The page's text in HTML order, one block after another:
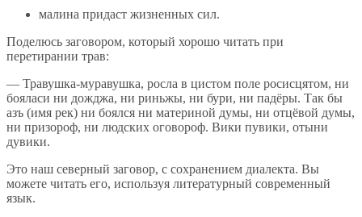
малина придаст жизненных сил.
Поделюсь заговором, который хорошо читать при
перетирании трав:
— Травушка-муравушка, росла в цистом поле росисцятом, ни
бояласи ни дожджа, ни риньжы, ни бури, ни падёры. Так бы
азъ (имя рек) ни боялся ни материной думы, ни отцёвой думы,
ни призороф, ни людских оговороф. Вики пувики, отыни
дувики.
Это наш северный заговор, с сохранением диалекта. Вы
можете читать его, используя литературный современный
язык.